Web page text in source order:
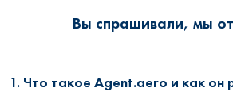
Вы спрашивали, мы
1. Что такое Agent.aero и как он